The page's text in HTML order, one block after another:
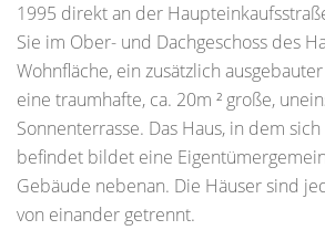
1995 direkt an der
Sie im Ober- und Dachgeschoss des
Wohnfläche, ein zusätzlich
eine traumhafte, ca. 20m ² große,
Sonnenterrasse. Das Haus, in dem
befindet bildet eine
Gebäude nebenan. Die Häuser sind
von einander getrennt.